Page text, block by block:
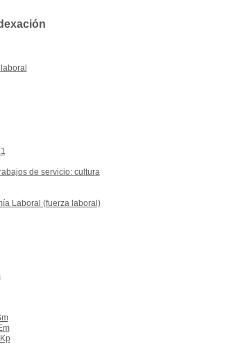
de servicio: cultura
Laboral (fuerza laboral)